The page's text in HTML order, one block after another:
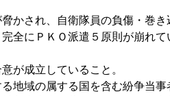
かされ、自衛隊員の負傷・巻
全にＰＫＯ派遣５原則が崩れて
が成立していること。
地域の属する国を含む紛争当